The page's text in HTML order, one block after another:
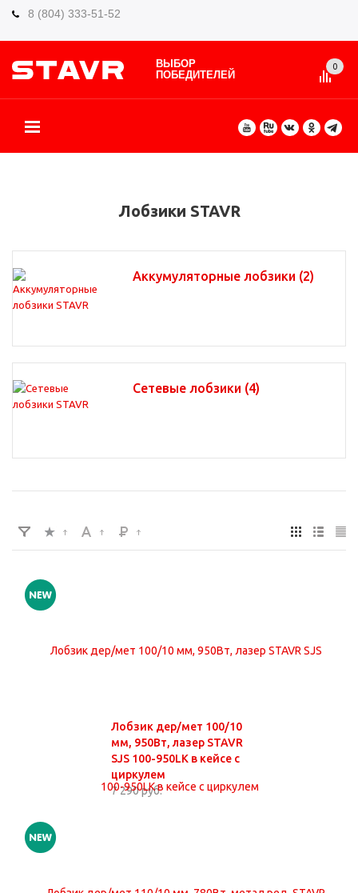
8 (804) 333-51-52
ВЫБОР
ПОБЕДИТЕЛЕЙ
0
О БРЕНДЕ ВИДЫ РАБОТ
Лобзики STAVR
Аккумуляторные лобзики (2)
Сетевые лобзики (4)
Лобзик дер/мет 100/10
мм, 950Вт, лазер STAVR
SJS 100-950LK в кейсе с
циркулем
7 290 руб.